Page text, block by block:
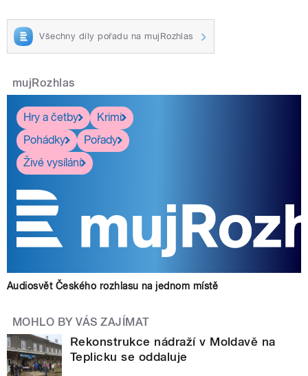
Všechny díly pořadu na mujRozhlas
mujRozhlas
Hry a četby
Krimi
Pohádky
Pořady
Živé vysílání
Audiosvět Českého rozhlasu na jednom místě
MOHLO BY VÁS ZAJÍMAT
Rekonstrukce nádraží v Moldavě na
Teplicku se oddaluje